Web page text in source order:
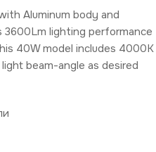
Aluminum body and
lighting performance
40W model includes 4000K
light beam-angle as desired